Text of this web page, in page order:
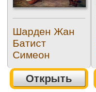
Шарден Жан
Батист
Симеон
Открыть